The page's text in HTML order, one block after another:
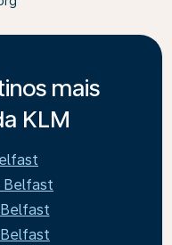
mais
KLM
Belfast